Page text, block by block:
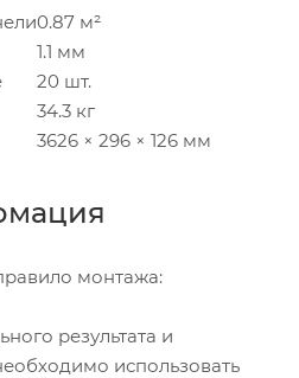
0.87 м²
1.1 мм
20 шт.
34.3 кг
3626 × 296 × 126 мм
монтажа:
результата и
использовать